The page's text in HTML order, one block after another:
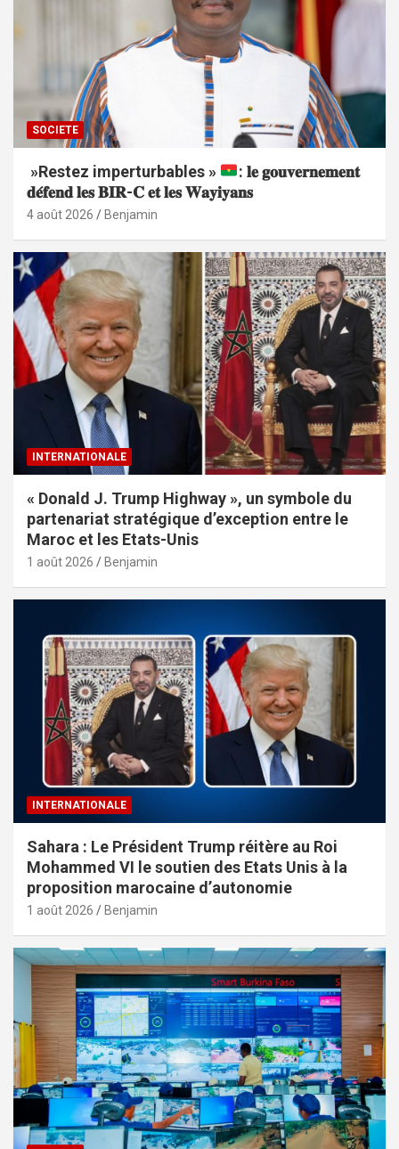
SOCIETE
»Restez imperturbables »
: 𝐥𝐞 𝐠𝐨𝐮𝐯𝐞𝐫𝐧𝐞𝐦𝐞𝐧𝐭
𝐝𝐞́𝐟𝐞𝐧𝐝 𝐥𝐞𝐬 𝐁𝐈𝐑-𝐂 𝐞𝐭 𝐥𝐞𝐬 𝐖𝐚𝐲𝐢𝐲𝐚𝐧𝐬
4 août 2026 Benjamin
INTERNATIONALE
« Donald J. Trump Highway », un symbole du
partenariat stratégique d’exception entre le
Maroc et les Etats-Unis
1 août 2026 Benjamin
INTERNATIONALE
Sahara : Le Président Trump réitère au Roi
Mohammed VI le soutien des Etats Unis à la
proposition marocaine d’autonomie
1 août 2026 Benjamin